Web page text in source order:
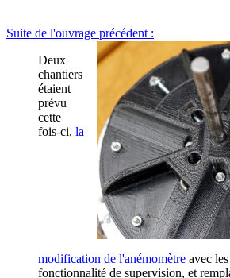
Suite de l'ouvrage précédent :
Deux
chantiers
étaient
prévu
cette
fois-ci, la
modification de l'anémomètre avec
fonctionnalité de supervision, et